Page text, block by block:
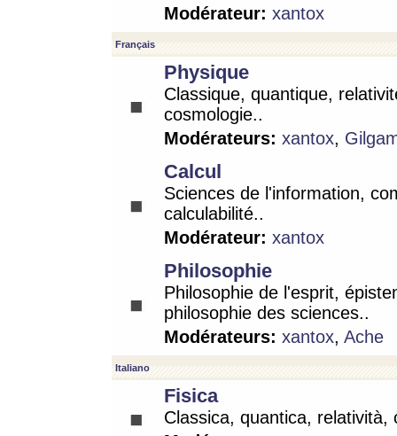
Modérateur: xantox
Français
Physique
Classique, quantique,
cosmologie..
Modérateurs: xantox,
Calcul
Sciences de l'information,
calculabilité..
Modérateur: xantox
Philosophie
Philosophie de l'esprit,
philosophie des sciences..
Modérateurs: xantox, Ache
Italiano
Fisica
Classica, quantica, relatività,